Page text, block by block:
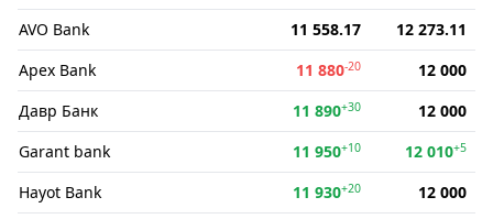
AVO Bank 11 558.17
12 273.11
Apex Bank
11 880-20
12 000
Давр Банк
11 890+30
12 000
Garant bank
11 950+10 12 010+5
Hayot Bank 11 930+20
12 000